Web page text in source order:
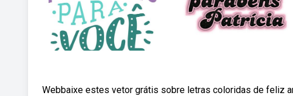
Webbaixe estes vetor grátis sobre letras coloridas de feliz